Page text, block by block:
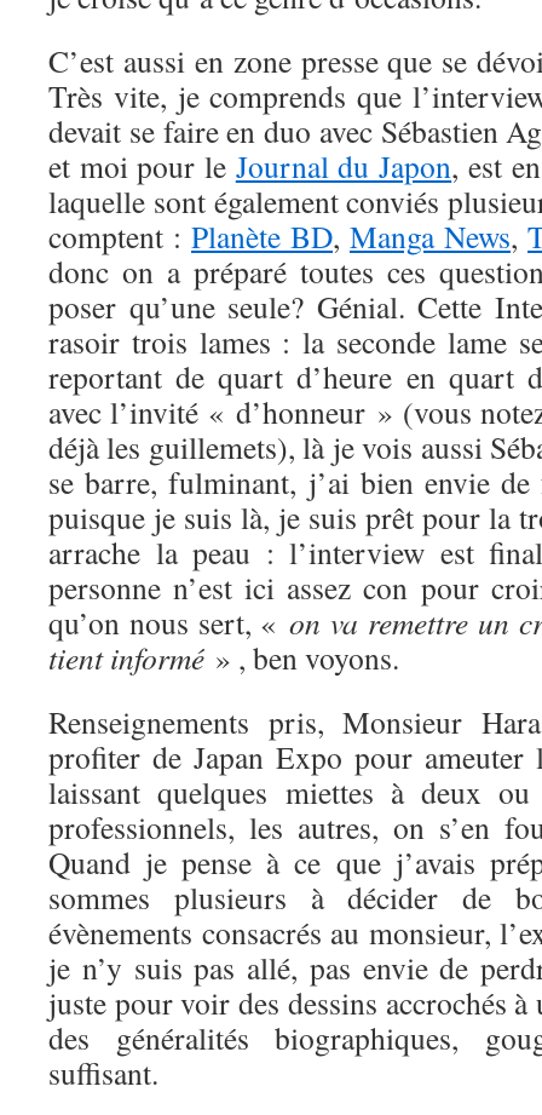
C’est aussi en zone presse que se
Très vite, je comprends que
devait se faire en duo avec Sébastien
et moi pour le Journal du Japon, est
laquelle sont également conviés
comptent : Planète BD, Manga News,
donc on a préparé toutes ces
poser qu’une seule? Génial. Cette
rasoir trois lames : la seconde lame
reportant de quart d’heure en quart
avec l’invité « d’honneur » (vous
déjà les guillemets), là je vois aussi
se barre, fulminant, j’ai bien envie
puisque je suis là, je suis prêt pour la
arrache la peau : l’interview est
personne n’est ici assez con pour
qu’on nous sert, «on va remettre un
tient informé » , ben voyons.
Renseignements pris, Monsieur
profiter de Japan Expo pour
laissant quelques miettes à deux
professionnels, les autres, on s’en
Quand je pense à ce que j’avais
sommes plusieurs à décider de
évènements consacrés au monsieur,
je n’y suis pas allé, pas envie de
juste pour voir des dessins accrochés à
des généralités biographiques,
suffisant.